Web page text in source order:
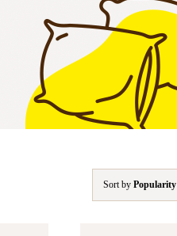
Sort byPopularity